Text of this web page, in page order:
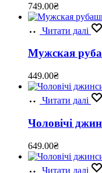
749.00₴
Читати далі
Мужская
449.00₴
Читати далі
Чоловічі
649.00₴
Читати далі